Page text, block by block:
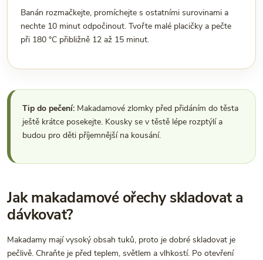
Banán rozmačkejte, promíchejte s ostatními surovinami a
nechte 10 minut odpočinout. Tvořte malé placičky a pečte
při 180 °C přibližně 12 až 15 minut.
Tip do pečení: Makadamové zlomky před přidáním do těsta
ještě krátce posekejte. Kousky se v těstě lépe rozptýlí a
budou pro děti příjemnější na kousání.
Jak makadamové ořechy skladovat a
dávkovat?
Makadamy mají vysoký obsah tuků, proto je dobré skladovat je
pečlivě. Chraňte je před teplem, světlem a vlhkostí. Po otevření